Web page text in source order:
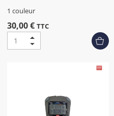
1 couleur
30,00 € TTC